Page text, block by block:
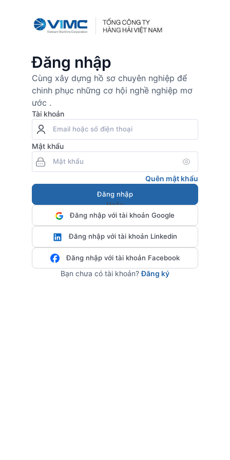
Đăng nhập
Cùng xây dựng hồ sơ chuyên nghiệp để
chinh phục những cơ hội nghề nghiệp mơ
ước .
Tài khoản
Mật khẩu
Quên mật khẩu
Đăng nhập
Hoặc
Đăng nhập với tài khoản Google
Đăng nhập với tài khoản Linkedin
Đăng nhập với tài khoản Facebook
Bạn chưa có tài khoản?Đăng ký